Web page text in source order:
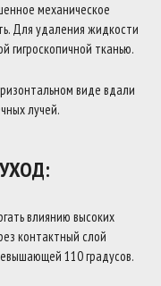
механическое
Для удаления жидкости
гигроскопичной тканью.
виде вдали
лучей.
влиянию высоких
контактный слой
110 градусов.